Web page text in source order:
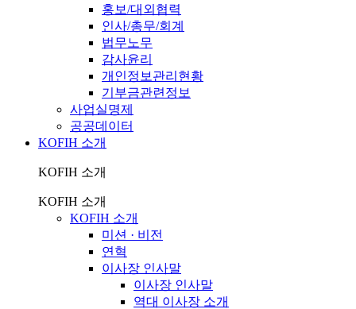
홍보/대외협력
인사/총무/회계
법무노무
감사윤리
개인정보관리현황
기부금관련정보
사업실명제
공공데이터
KOFIH 소개
KOFIH 소개
KOFIH 소개
KOFIH 소개
미션 · 비전
연혁
이사장 인사말
이사장 인사말
역대 이사장 소개